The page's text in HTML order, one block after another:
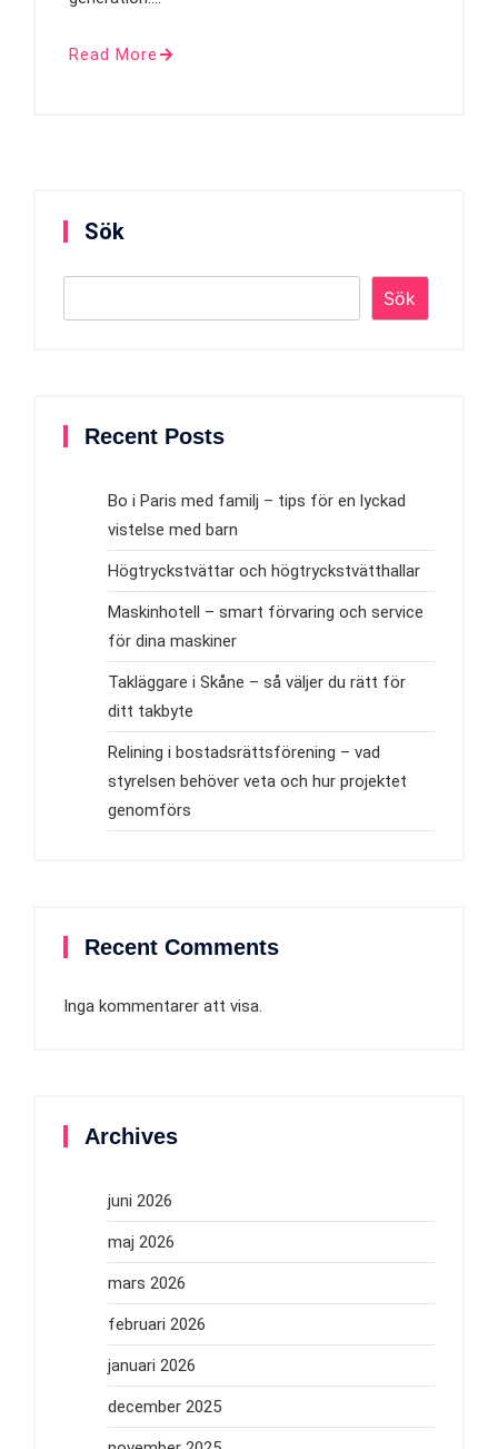
Read More
Sök
Sök
Recent Posts
Bo i Paris med familj – tips för en lyckad
vistelse med barn
Högtryckstvättar och högtryckstvätthallar
Maskinhotell – smart förvaring och service
för dina maskiner
Takläggare i Skåne – så väljer du rätt för
ditt takbyte
Relining i bostadsrättsförening – vad
styrelsen behöver veta och hur projektet
genomförs
Recent Comments
Inga kommentarer att visa.
Archives
juni 2026
maj 2026
mars 2026
februari 2026
januari 2026
december 2025